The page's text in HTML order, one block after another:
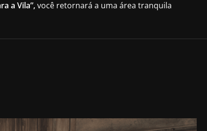
a Vila”,você retornará a uma área tranquila